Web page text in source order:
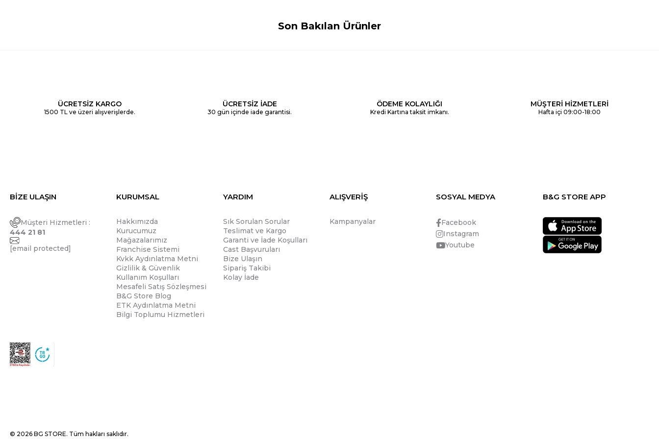
Son Bakılan Ürünler
ÜCRETSİZ KARGO
1500 TL ve üzeri alışverişlerde.
ÜCRETSİZ İADE
30 gün içinde iade garantisi.
ÖDEME KOLAYLIĞI
Kredi Kartına taksit imkanı.
MÜŞTERİ HİZMETLERİ
Hafta içi 09:00-18:00
BİZE ULAŞIN
Müşteri Hizmetleri :
444 21 81
[email protected]
KURUMSAL
Hakkımızda
Kurucumuz
Mağazalarımız
Franchise Sistemi
Kvkk Aydınlatma Metni
Gizlilik & Güvenlik
Kullanım Koşulları
Mesafeli Satış Sözleşmesi
B&G Store Blog
ETK Aydınlatma Metni
Bilgi Toplumu Hizmetleri
YARDIM
Sık Sorulan Sorular
Teslimat ve Kargo
Garanti ve İade Koşulları
Cast Başvuruları
Bize Ulaşın
Sipariş Takibi
Kolay İade
ALIŞVERİŞ
Kampanyalar
SOSYAL MEDYA
Facebook
Instagram
Youtube
B&G STORE APP
© 2026 BG STORE. Tüm hakları saklıdır.